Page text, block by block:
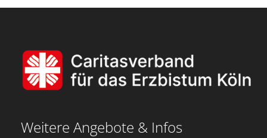
Weitere Angebote & Infos